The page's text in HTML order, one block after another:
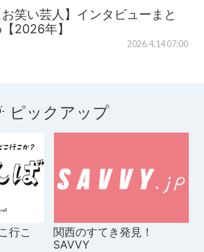
お笑い芸人】インタビューまと
2026年】
2026.4.14 07:00
ピックアップ
行こ
関西のすてき発見！
SAVVY